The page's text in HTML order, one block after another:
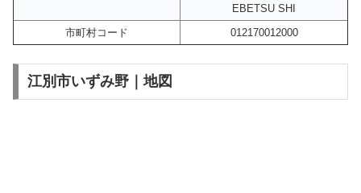
EBETSU SHI
市町村コード
012170012000
江別市いずみ野｜地図